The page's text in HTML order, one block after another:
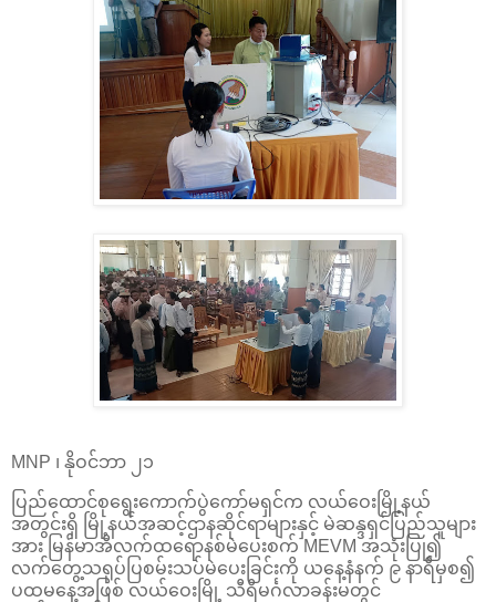
MNP ၊ နိုဝင်ဘာ ၂၁
ပြည်ထောင်စုရွေးကောက်ပွဲကော်မရှင်က လယ်ဝေးမြို့နယ်
အတွင်းရှိ မြို့နယ်အဆင့်ဌာနဆိုင်ရာများနှင့် မဲဆန္ဒရှင်ပြည်သူများ
အား မြန်မာအီလက်ထရောနစ်မဲပေးစက် MEVM အသုံးပြု၍
လက်တွေ့သရုပ်ပြစမ်းသပ်မဲပေးခြင်းကို ယနေ့နံနက် ၉ နာရီမှစ၍
ပထမနေ့အဖြစ် လယ်ဝေးမြို့ သီရိမင်္ဂလာခန်းမတွင်